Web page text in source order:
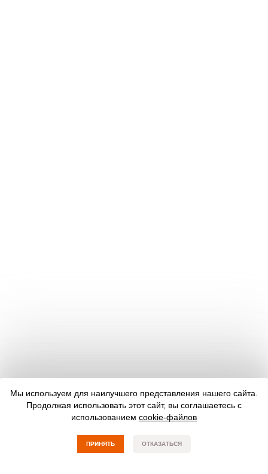
Мы используем для наилучшего представления нашего сайта.
Продолжая использовать этот сайт, вы соглашаетесь с
использованием cookie-файлов
ПРИНЯТЬ ОТКАЗАТЬСЯ